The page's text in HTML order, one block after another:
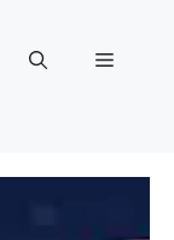
Menú